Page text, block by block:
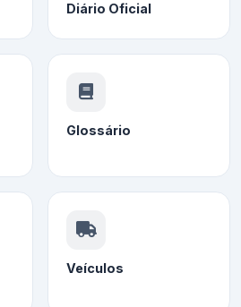
Diário Oficial
Glossário
Veículos